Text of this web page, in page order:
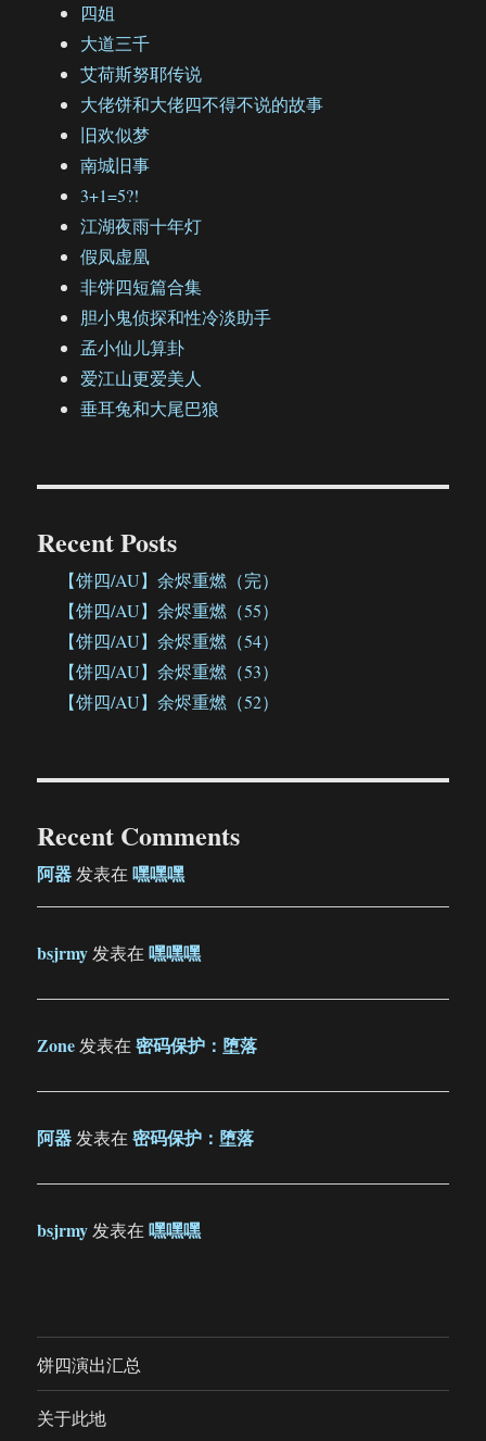
四姐
大道三千
艾荷斯努耶传说
大佬饼和大佬四不得不说的故事
旧欢似梦
南城旧事
3+1=5?!
江湖夜雨十年灯
假凤虚凰
非饼四短篇合集
胆小鬼侦探和性冷淡助手
孟小仙儿算卦
爱江山更爱美人
垂耳兔和大尾巴狼
Recent Posts
【饼四/AU】余烬重燃（完）
【饼四/AU】余烬重燃（55）
【饼四/AU】余烬重燃（54）
【饼四/AU】余烬重燃（53）
【饼四/AU】余烬重燃（52）
Recent Comments
阿器发表在嘿嘿嘿
bsjrmy发表在嘿嘿嘿
Zone发表在密码保护：堕落
阿器发表在密码保护：堕落
bsjrmy发表在嘿嘿嘿
饼四演出汇总
关于此地